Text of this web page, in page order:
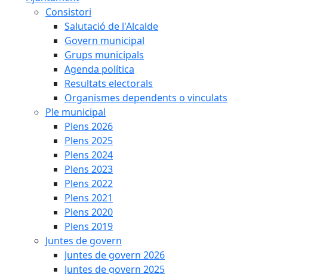
Consistori
Salutació de l'Alcalde
Govern municipal
Grups municipals
Agenda política
Resultats electorals
Organismes dependents o vinculats
Ple municipal
Plens 2026
Plens 2025
Plens 2024
Plens 2023
Plens 2022
Plens 2021
Plens 2020
Plens 2019
Juntes de govern
Juntes de govern 2026
Juntes de govern 2025